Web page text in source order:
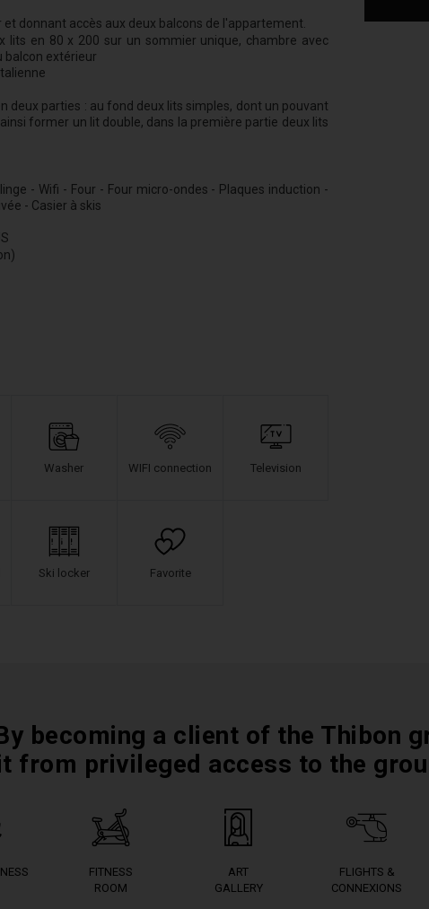
et donnant accès aux deux balcons de l'appartement.
lits en 80 x 200 sur un sommier unique, chambre avec
balcon extérieur
deux parties : au fond deux lits simples, dont un pouvant
former un lit double, dans la première partie deux lits
- Wifi - Four - Four micro-ondes - Plaques induction -
- Casier à skis
Washer WIFI connection Television
Ski locker Favorite
becoming a client of the Thibon
from privileged access to the
FITNESS
ROOM
ART
GALLERY
FLIGHTS &
CONNEXIONS